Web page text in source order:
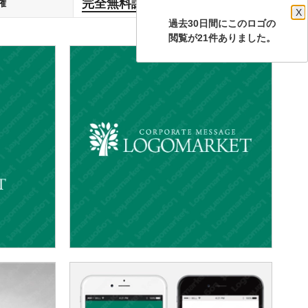
過去30日間にこのロゴの
X
閲覧が21件ありました。